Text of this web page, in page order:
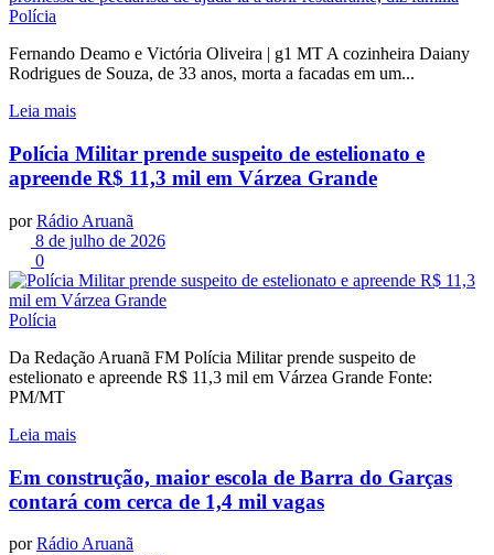
Polícia
Fernando Deamo e Victória Oliveira | g1 MT A cozinheira Daiany
Rodrigues de Souza, de 33 anos, morta a facadas em um...
Leia mais
Polícia Militar prende suspeito de estelionato e
apreende R$ 11,3 mil em Várzea Grande
por Rádio Aruanã
8 de julho de 2026
0
Polícia
Da Redação Aruanã FM Polícia Militar prende suspeito de
estelionato e apreende R$ 11,3 mil em Várzea Grande Fonte:
PM/MT
Leia mais
Em construção, maior escola de Barra do Garças
contará com cerca de 1,4 mil vagas
por Rádio Aruanã